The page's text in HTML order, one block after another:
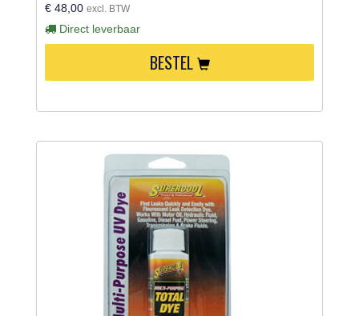
€ 48,00 excl. BTW
Direct leverbaar
BESTEL